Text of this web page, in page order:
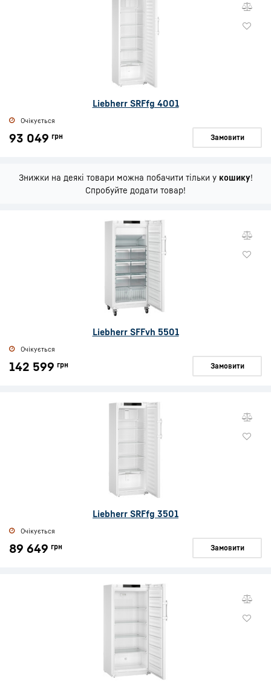
Liebherr SRFfg 4001
Очікується
93 049 грн Замовити
Знижки на деякі товари можна побачити тільки у кошику!
Спробуйте додати товар!
Liebherr SFFvh 5501
Очікується
142 599 грн Замовити
Liebherr SRFfg 3501
Очікується
89 649 грн Замовити